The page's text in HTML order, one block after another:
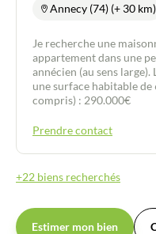
Annecy (74) (+ 30 km)
Je recherche une
appartement dans une
annécien (au sens
une surface habitable
compris) : 290.000€
Prendre contact
+22 biens recherchés
Estimer mon bien